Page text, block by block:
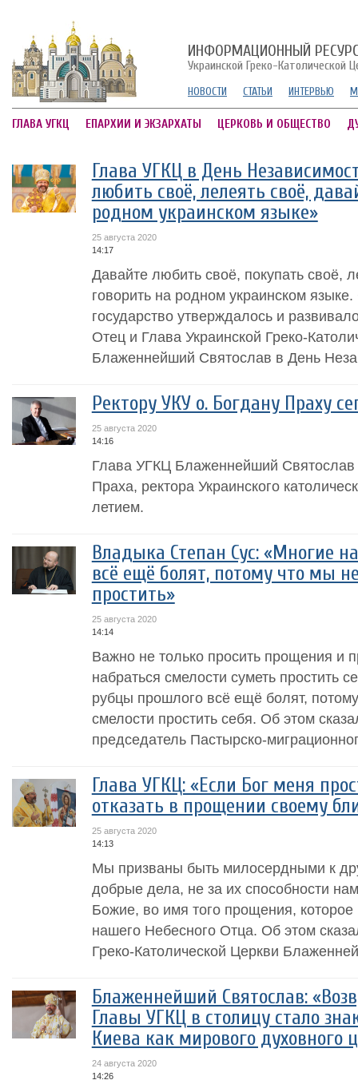
ИНФОРМАЦИОННЫЙ
Украинской Греко-Католической
НОВОСТИ СТАТЬИ ИНТЕРВЬЮ
ГЛАВА УГКЦ ЕПАРХИИ И ЭКЗАРХАТЫ ЦЕРКОВЬ И ОБЩЕСТВО
Глава УГКЦ в День
любить своё, лелеять своё,
родном украинском языке»
25 августа 2020
14:17
Давайте любить своё, покупать своё,
говорить на родном украинском
государство утверждалось и
Отец и Глава Украинской Греко-
Блаженнейший Святослав в День
Ректору УКУ о. Богдану Праху
25 августа 2020
14:16
Глава УГКЦ Блаженнейший Святослав
Праха, ректора Украинского
летием.
Владыка Степан Сус: «Многие
всё ещё болят, потому что мы
простить»
25 августа 2020
14:14
Важно не только просить прощения и
набраться смелости суметь простить
рубцы прошлого всё ещё болят,
смелости простить себя. Об этом
председатель Пастырско-
Глава УГКЦ: «Если Бог меня
отказать в прощении своему
25 августа 2020
14:13
Мы призваны быть милосердными к
добрые дела, не за их способности
Божие, во имя того прощения,
нашего Небесного Отца. Об этом
Греко-Католической Церкви
Блаженнейший Святослав:
Главы УГКЦ в столицу стало
Киева как мирового духовного
24 августа 2020
14:26